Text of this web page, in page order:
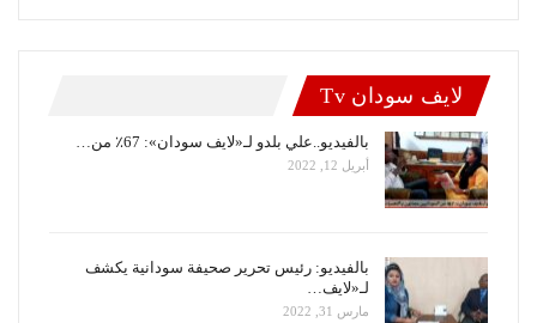
لايف سودان Tv
بالفيديو..علي بلدو لـ«لايف سودان»: 67٪ من…
أبريل 12, 2022
بالفيديو: رئيس تحرير صحيفة سودانية يكشف
لـ«لايف…
مارس 31, 2022